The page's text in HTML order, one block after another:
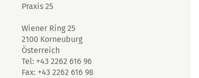
Praxis 25
Wiener Ring 25
2100 Korneuburg
Österreich
Tel: +43 2262 616 96
Fax: +43 2262 616 98